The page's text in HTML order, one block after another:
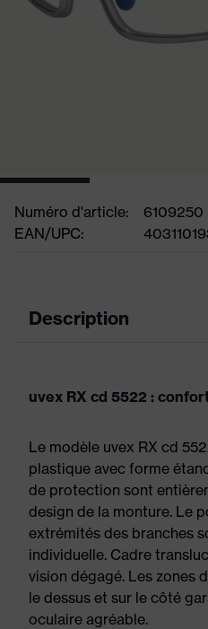
Numéro d'article:
6109250
EAN/UPC:
Description
uvex RX cd 5522 :
Le modèle uvex RX cd
plastique avec forme
de protection sont
design de la monture. Le
extrémités des branches
individuelle. Cadre
vision dégagé. Les zones
le dessus et sur le côté
oculaire agréable.